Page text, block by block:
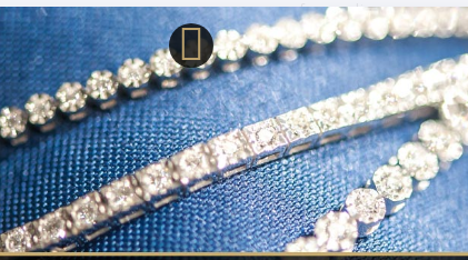
forma di cuore con
con chiusura a
indossare
Disponibilita':
SKU:
Stato:
Referenza:
Collezione: